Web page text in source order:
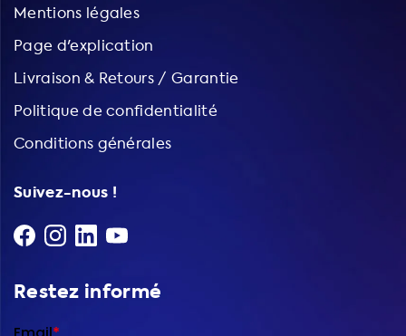
Mentions légales
Page d'explication
Livraison & Retours / Garantie
Politique de confidentialité
Conditions générales
Suivez-nous !
Restez informé